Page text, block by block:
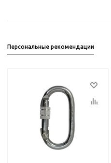
Персональные рекомендации